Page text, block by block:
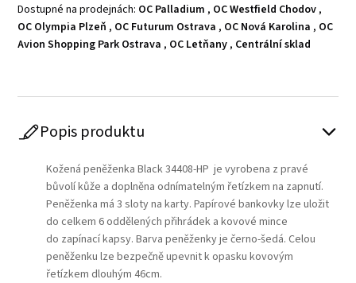
Dostupné na prodejnách: OC Palladium , OC Westfield Chodov ,
OC Olympia Plzeň , OC Futurum Ostrava , OC Nová Karolina , OC
Avion Shopping Park Ostrava , OC Letňany , Centrální sklad
Popis produktu
Kožená peněženka Black 34408-HP je vyrobena z pravé
bůvolí kůže a doplněna odnímatelným řetízkem na zapnutí.
Peněženka má 3 sloty na karty. Papírové bankovky lze uložit
do celkem 6 oddělených přihrádek a kovové mince
do zapínací kapsy. Barva peněženky je černo-šedá. Celou
peněženku lze bezpečně upevnit k opasku kovovým
řetízkem dlouhým 46cm.